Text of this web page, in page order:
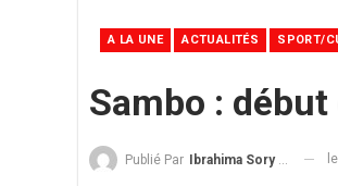
A LA UNE ACTUALITÉS SPORT/
Sambo :
Publié Par Ibrahima Sory Diallo le